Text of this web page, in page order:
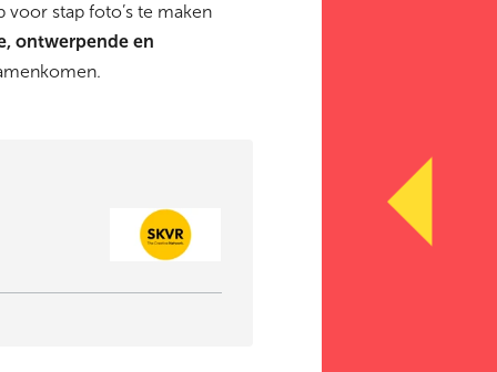
stap foto’s te maken
ontwerpende en